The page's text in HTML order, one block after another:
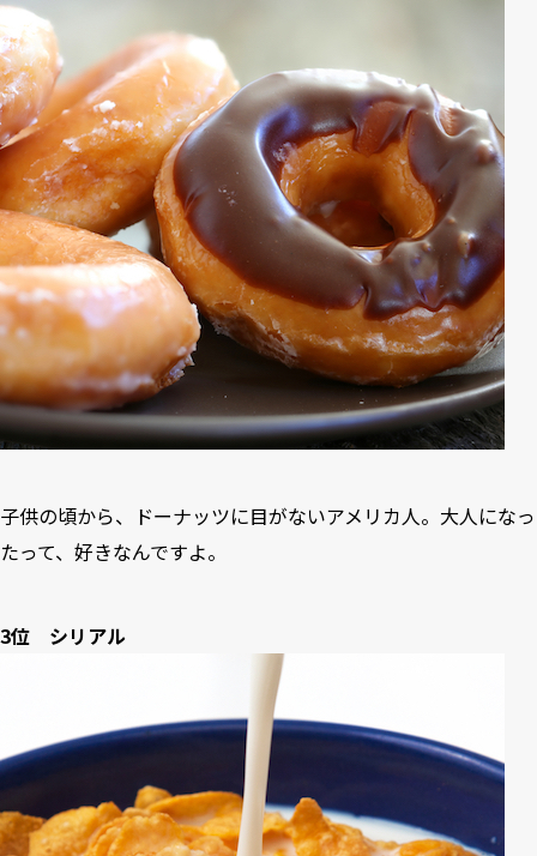
子供の頃から、ドーナッツに目がないアメリカ人。大人になっ
たって、好きなんですよ。
3位 シリアル